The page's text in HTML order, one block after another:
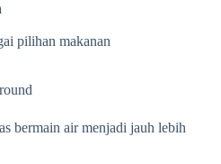
pilihan makanan
bermain air menjadi jauh lebih